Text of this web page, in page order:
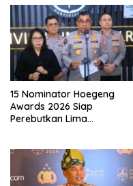
15 Nominator Hoegeng
Awards 2026 Siap
Perebutkan Lima